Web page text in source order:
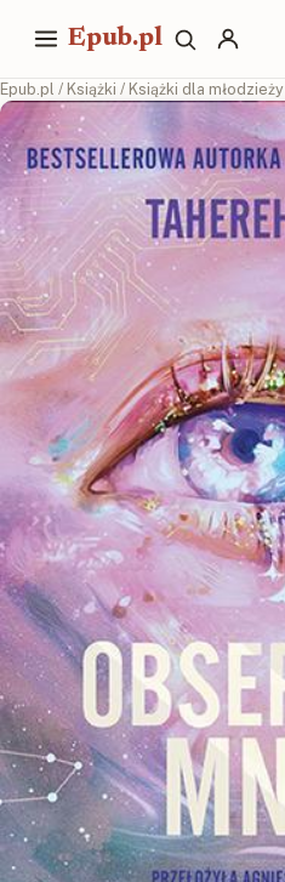
Epub.pl
Epub.pl / Książki / Książki dla młodzieży